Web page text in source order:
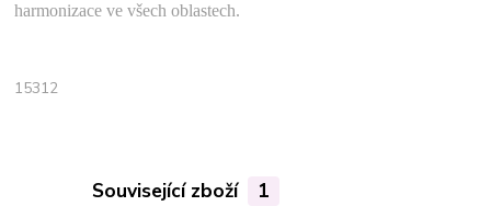
harmonizace ve všech oblastech.
15312
Související zboží 1